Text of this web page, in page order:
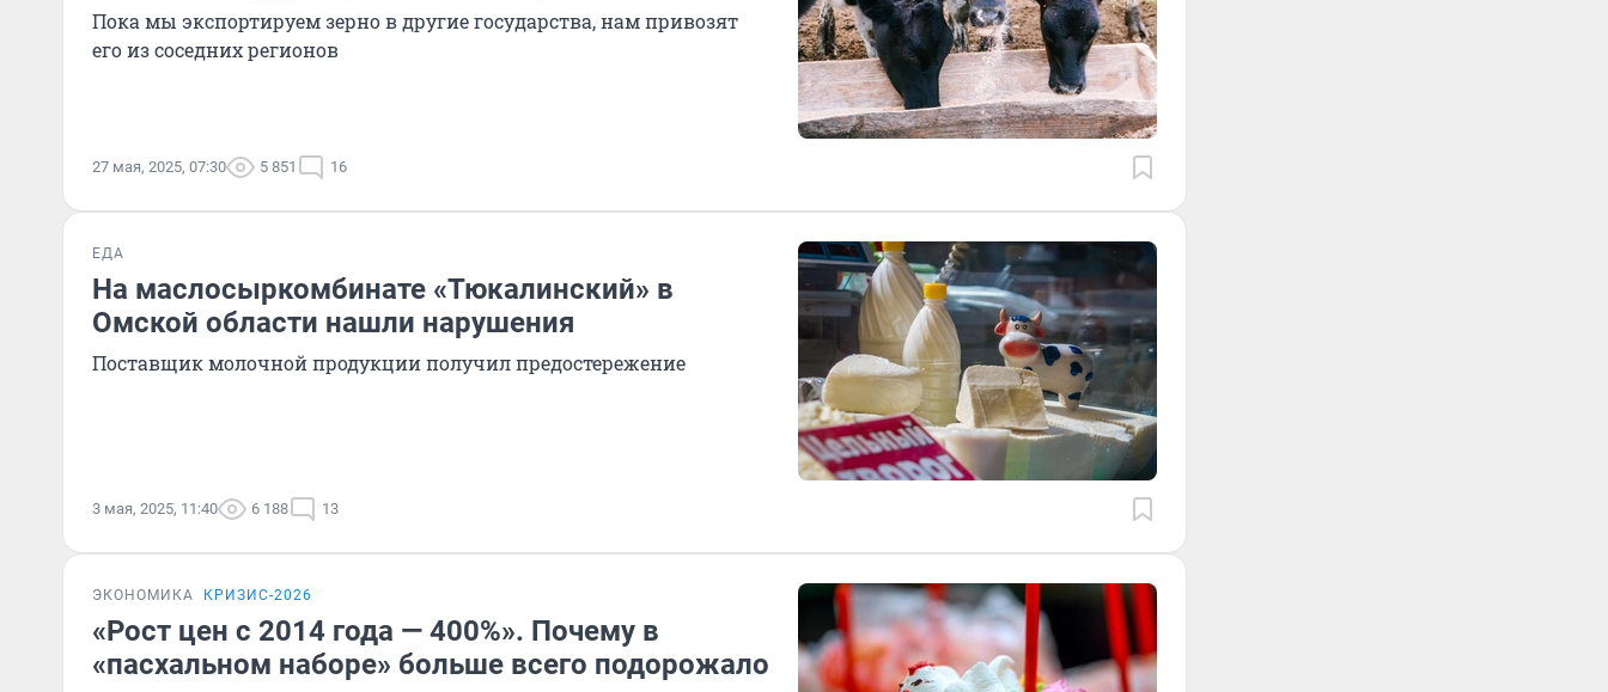
Пока мы экспортируем зерно в другие государства, нам привозят
его из соседних регионов
27 мая, 2025, 07:30 5 851 16
ЕДА
На маслосыркомбинате «Тюкалинский» в
Омской области нашли нарушения
Поставщик молочной продукции получил предостережение
3 мая, 2025, 11:40 6 188 13
ЭКОНОМИКА КРИЗИС-2026
«Рост цен с 2014 года — 400%». Почему в
«пасхальном наборе» больше всего подорожало